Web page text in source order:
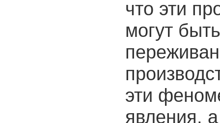
что эти
могут
эти
явления,